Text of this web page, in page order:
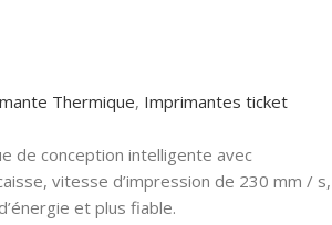
Thermique, Imprimantes ticket
de conception intelligente avec
vitesse d’impression de 230 mm / s,
et plus fiable.